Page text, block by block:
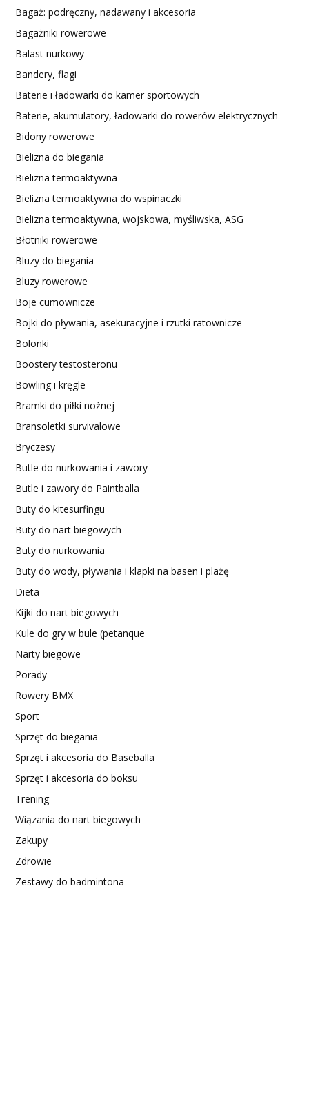
Bagaż: podręczny, nadawany i akcesoria
Bagażniki rowerowe
Balast nurkowy
Bandery, flagi
Baterie i ładowarki do kamer sportowych
Baterie, akumulatory, ładowarki do rowerów elektrycznych
Bidony rowerowe
Bielizna do biegania
Bielizna termoaktywna
Bielizna termoaktywna do wspinaczki
Bielizna termoaktywna, wojskowa, myśliwska, ASG
Błotniki rowerowe
Bluzy do biegania
Bluzy rowerowe
Boje cumownicze
Bojki do pływania, asekuracyjne i rzutki ratownicze
Bolonki
Boostery testosteronu
Bowling i kręgle
Bramki do piłki nożnej
Bransoletki survivalowe
Bryczesy
Butle do nurkowania i zawory
Butle i zawory do Paintballa
Buty do kitesurfingu
Buty do nart biegowych
Buty do nurkowania
Buty do wody, pływania i klapki na basen i plażę
Dieta
Kijki do nart biegowych
Kule do gry w bule (petanque
Narty biegowe
Porady
Rowery BMX
Sport
Sprzęt do biegania
Sprzęt i akcesoria do Baseballa
Sprzęt i akcesoria do boksu
Trening
Wiązania do nart biegowych
Zakupy
Zdrowie
Zestawy do badmintona